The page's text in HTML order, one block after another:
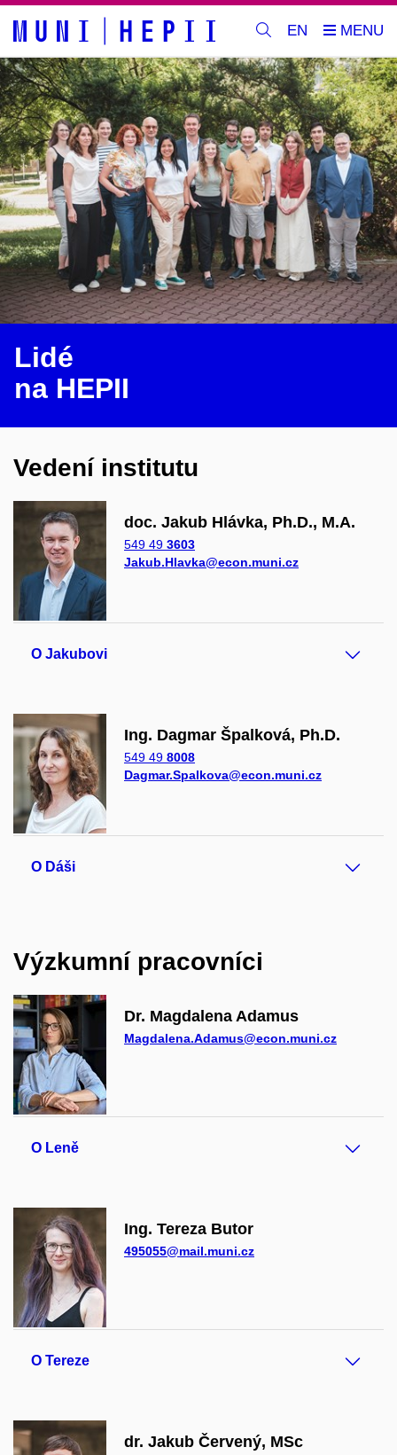
EN
Lidé
na HEPII
Vedení institutu
doc. Jakub Hlávka, Ph.D., M.A.
549 49 3603
Jakub.Hlavka@econ.muni.cz
O Jakubovi
Ing. Dagmar Špalková, Ph.D.
549 49 8008
Dagmar.Spalkova@econ.muni.cz
O Dáši
Výzkumní pracovníci
Dr. Magdalena Adamus
Magdalena.Adamus@econ.muni.cz
O Leně
Ing. Tereza Butor
495055@mail.muni.cz
O Tereze
dr. Jakub Červený, MSc